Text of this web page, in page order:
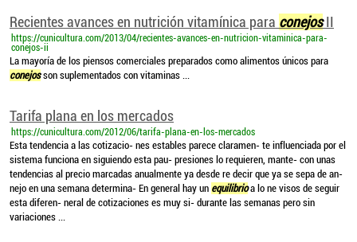
Recientes avances en nutrición vitamínica para conejosII
https://cunicultura.com/2013/04/recientes-avances-en-nutricion-vitaminica-para-
conejos-ii
La mayoría de los piensos comerciales preparados como alimentos únicos para
conejosson suplementados con vitaminas ...
Tarifa plana en los mercados
https://cunicultura.com/2012/06/tarifa-plana-en-los-mercados
Esta tendencia a las cotizacio- nes estables parece claramen- te influenciada por el
sistema funciona en siguiendo esta pau- presiones lo requieren, mante- con unas
tendencias al precio marcadas anualmente ya desde re decir que ya se sepa de an-
nejo en una semana determina- En general hay un equilibrioa lo ne visos de seguir
esta diferen- neral de cotizaciones es muy si- durante las semanas pero sin
variaciones ...